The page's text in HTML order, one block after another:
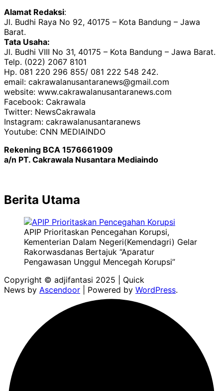
Alamat Redaksi:
Jl. Budhi Raya No 92, 40175 – Kota Bandung – Jawa
Barat.
Tata Usaha:
Jl. Budhi VIII No 31, 40175 – Kota Bandung – Jawa Barat.
Telp. (022) 2067 8101
Hp. 081 220 296 855/ 081 222 548 242.
email: cakrawalanusantaranews@gmail.com
website: www.cakrawalanusantaranews.com
Facebook: Cakrawala
Twitter: NewsCakrawala
Instagram: cakrawalanusantaranews
Youtube: CNN MEDIAINDO
Rekening BCA 1576661909
a/n PT. Cakrawala Nusantara Mediaindo
Berita Utama
APIP Prioritaskan Pencegahan Korupsi,
Kementerian Dalam Negeri(Kemendagri) Gelar
Rakorwasdanas Bertajuk “Aparatur
Pengawasan Unggul Mencegah Korupsi”
Copyright © adjifantasi 2025 | Quick
News by Ascendoor | Powered by WordPress.